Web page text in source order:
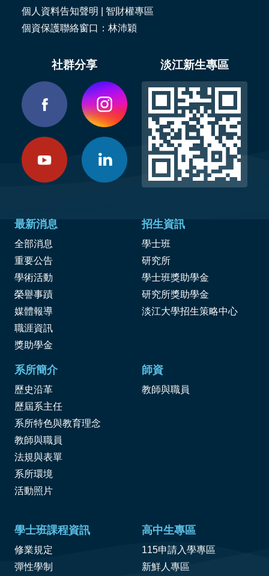
個人資料告知聲明
智財權專區
個資保護聯絡窗口：林沛穎
社群分享 淡江新生專區
最新消息
全部消息
重要公告
學術活動
榮譽事蹟
媒體報導
職涯資訊
獎助學金
招生資訊
學士班
研究所
學士班獎助學金
研究所獎助學金
淡江大學招生策略中心
系所簡介
歷史沿革
歷屆系主任
系所特色與教育理念
教師與職員
法規與表單
系所環境
活動照片
師資
教師與職員
學士班課程資訊
修業規定
彈性學制
高中生專區
115申請入學專區
新鮮人專區